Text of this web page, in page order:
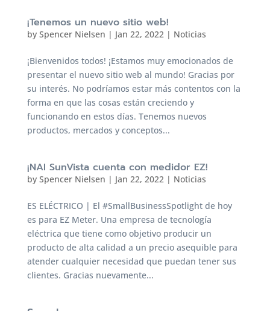
¡Tenemos un nuevo sitio web!
by Spencer Nielsen | Jan 22, 2022| Noticias
¡Bienvenidos todos! ¡Estamos muy emocionados de
presentar el nuevo sitio web al mundo! Gracias por
su interés. No podríamos estar más contentos con la
forma en que las cosas están creciendo y
funcionando en estos días. Tenemos nuevos
productos, mercados y conceptos...
¡NAI SunVista cuenta con medidor EZ!
by Spencer Nielsen | Jan 22, 2022| Noticias
ES ELÉCTRICO | El #SmallBusinessSpotlight de hoy
es para EZ Meter. Una empresa de tecnología
eléctrica que tiene como objetivo producir un
producto de alta calidad a un precio asequible para
atender cualquier necesidad que puedan tener sus
clientes. Gracias nuevamente...